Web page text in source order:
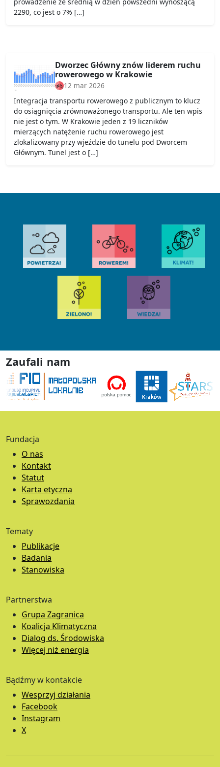
2290, co jest o 7% […]
Dworzec Główny znów liderem ruchu
rowerowego w Krakowie
12 mar 2026
Integracja transportu rowerowego z publicznym to klucz
do osiągnięcia zrównoważonego transportu. Ale ten wpis
nie jest o tym. W Krakowie jeden z 19 liczników
mierzących natężenie ruchu rowerowego jest
zlokalizowany przy wjeździe do tunelu pod Dworcem
Głównym. Tunel jest o […]
Zaufali nam
Fundacja
O nas
Kontakt
Statut
Karta etyczna
Sprawozdania
Tematy
Publikacje
Badania
Stanowiska
Partnerstwa
Grupa Zagranica
Koalicja Klimatyczna
Dialog ds. Środowiska
Więcej niż energia
Bądźmy w kontakcie
Wesprzyj działania
Facebook
Instagram
X